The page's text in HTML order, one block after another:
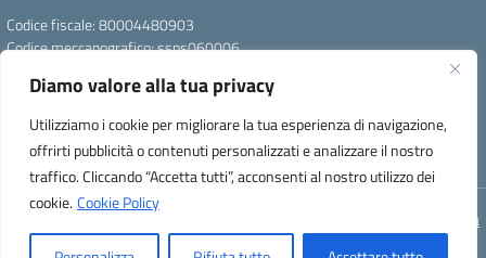
Diamo valore alla tua privacy
Utilizziamo i cookie per migliorare la tua esperienza di navigazione,
offrirti pubblicità o contenuti personalizzati e analizzare il nostro
traffico. Cliccando “Accetta tutti”, acconsenti al nostro utilizzo dei
cookie. Cookie Policy
Codice fiscale: 80004480903
Codice meccanografico:ssps060006
Codice unico di fatturazione (CUF): UFZDAC
TU - 522 - 0316743 LS G. MARCONI SS IBAN
IT72S0101517208000070058412
Concept & Design by Designers Italia